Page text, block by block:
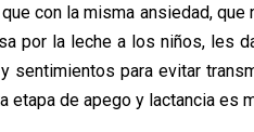
con la misma ansiedad,
por la leche a los niños, les
sentimientos para evitar
etapa de apego y lactancia es